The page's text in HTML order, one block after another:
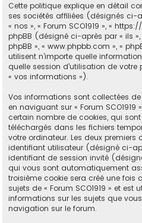
Cette politique explique en détail
ses sociétés affiliées (désignés ci-
« nos », « Forum SCO1919 », «
phpBB (désigné ci-après par « ils »,
phpBB », « www.phpbb.com », «
utilisent n’importe quelle
quelle session d’utilisation de
« vos informations »).
Vos informations sont collectées
en naviguant sur « Forum SCO1919
certain nombre de cookies, qui
téléchargés dans les fichiers
votre ordinateur. Les deux premiers
identifiant utilisateur (désigné ci-
identifiant de session invité
qui vous sont automatiquement
troisième cookie sera créé une fois
sujets de « Forum SCO1919 » et est
informations sur les sujets que
navigation sur le forum.